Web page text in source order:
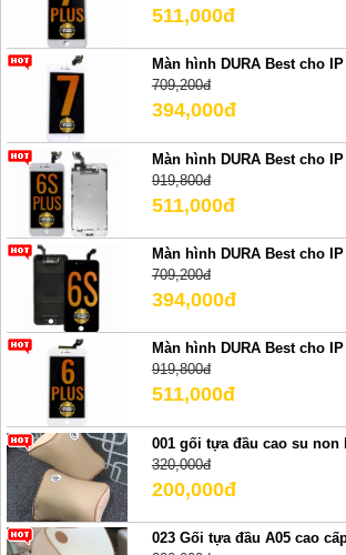
511,000đ
Màn hình DURA Best cho IP
709,200đ
394,000đ
Màn hình DURA Best cho
919,800đ
511,000đ
Màn hình DURA Best cho
709,200đ
394,000đ
Màn hình DURA Best cho
919,800đ
511,000đ
001 gối tựa đầu cao su non
320,000đ
200,000đ
023 Gối tựa đầu A05 cao